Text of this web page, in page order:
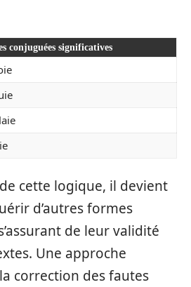
conjuguées significatives
cette logique, il devient
d’autres formes
de leur validité
Une approche
correction des fautes